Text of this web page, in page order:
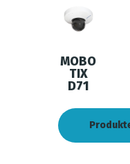
MOBO
TIX
D71